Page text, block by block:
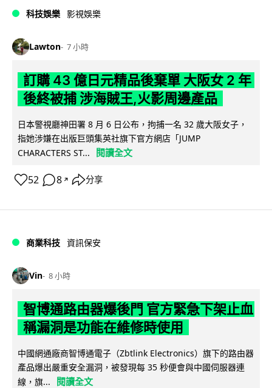
科技娛樂 影視娛樂
Lawton 7 小時
訂購 43 億日元精品後棄單 大阪女 2 年
後終被捕 涉海賊王,火影周邊產品
日本警視廳神田署 8 月 6 日公布，拘捕一名 32 歲大阪女子，
指她涉嫌在出版巨頭集英社旗下官方網店「JUMP
CHARACTERS ST...
閱讀全文
52 8 ↗ 分享
商業科技 資訊保安
Vin 8 小時
智博通路由器爆後門 官方緊急下架止血
稱漏洞是功能在維修時使用
中國網通廠商智博通電子（Zbtlink Electronics）旗下的路由器
產品爆出嚴重安全漏洞，被發現每 35 秒便會與中國伺服器連
線，旗...
閱讀全文